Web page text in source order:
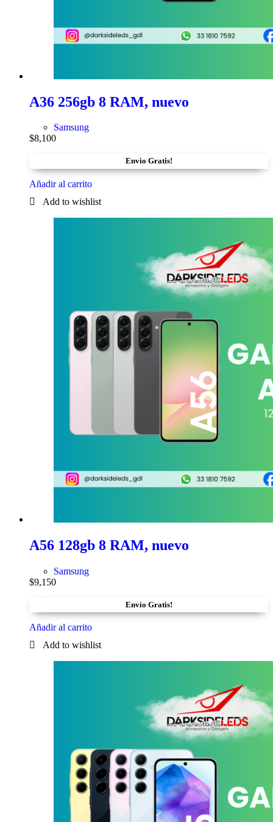
A36 256gb 8 RAM, nuevo
Samsung
$8,100
Envio Gratis!
Añadir al carrito
A56 128gb 8 RAM, nuevo
Samsung
$9,150
Envio Gratis!
Añadir al carrito